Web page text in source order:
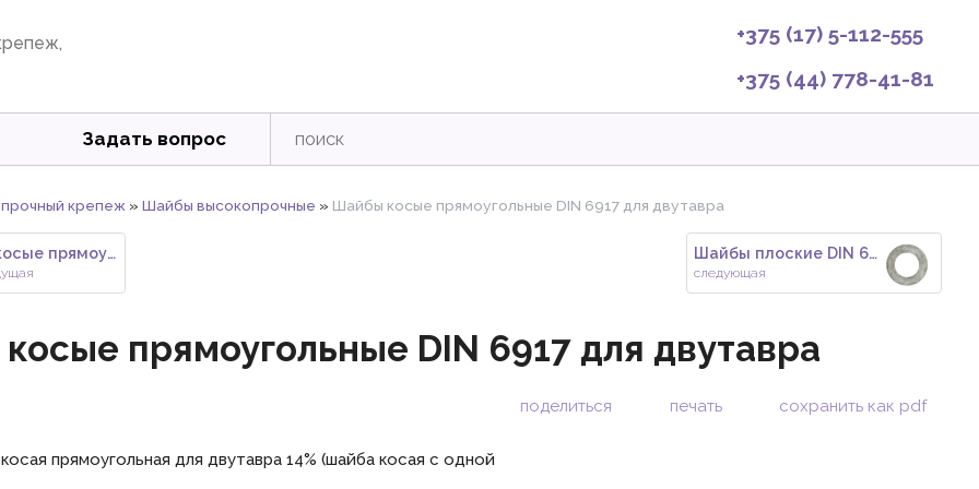
+375 (17) 5-112-555
+375 (44) 778-41-81
Задать вопрос
крепеж » Шайбы высокопрочные » Шайбы косые прямоугольные DIN 6917 для двутавра
Шайбы косые прямоугольные DIN Шайбы плоские DIN 6916 EN 1439
следующая
прямоугольные DIN 6917 для двутавра
поделиться печать сохранить как pdf
прямоугольная для двутавра 14% (шайба косая с одной